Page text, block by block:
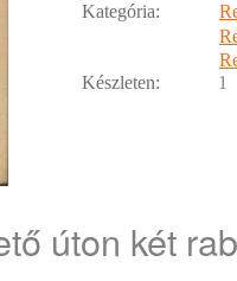
Kategória:
Készleten:
1
úton két